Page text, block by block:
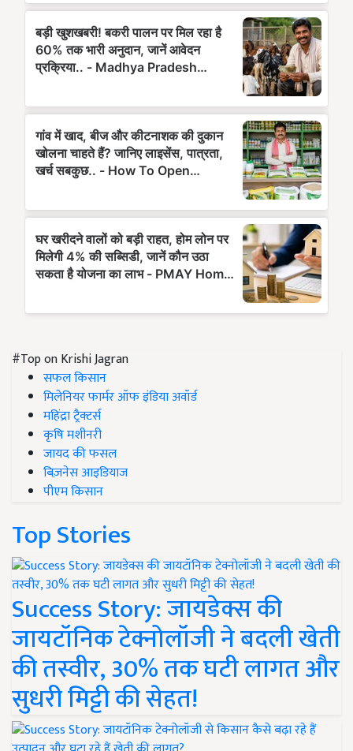
#Top on Krishi Jagran
सफल किसान
मिलेनियर फार्मर ऑफ इंडिया अवॉर्ड
महिंद्रा ट्रैक्टर्स
कृषि मशीनरी
जायद की फसल
बिज़नेस आइडियाज
पीएम किसान
Top Stories
Success Story: जायडेक्स की
जायटॉनिक टेक्नोलॉजी ने बदली खेती
की तस्वीर, 30% तक घटी लागत और
सुधरी मिट्टी की सेहत!